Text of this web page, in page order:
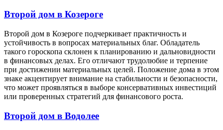
Второй дом в Козероге
Второй дом в Козероге подчеркивает практичность и
устойчивость в вопросах материальных благ. Обладатель
такого гороскопа склонен к планированию и дальновидности
в финансовых делах. Его отличают трудолюбие и терпение
при достижении материальных целей. Положение дома в этом
знаке акцентирует внимание на стабильности и безопасности,
что может проявляться в выборе консервативных инвестиций
или проверенных стратегий для финансового роста.
Второй дом в Водолее